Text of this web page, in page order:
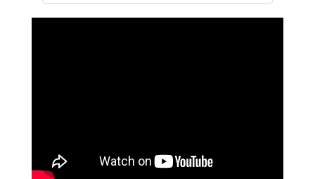
yamaçlara dağıldığı; kalabalıktan uzaklaşıp
içini dinlemek isteyenler için sakin bir ilçe.